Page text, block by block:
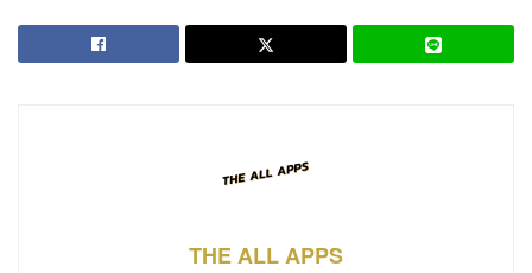
THE ALL APPS